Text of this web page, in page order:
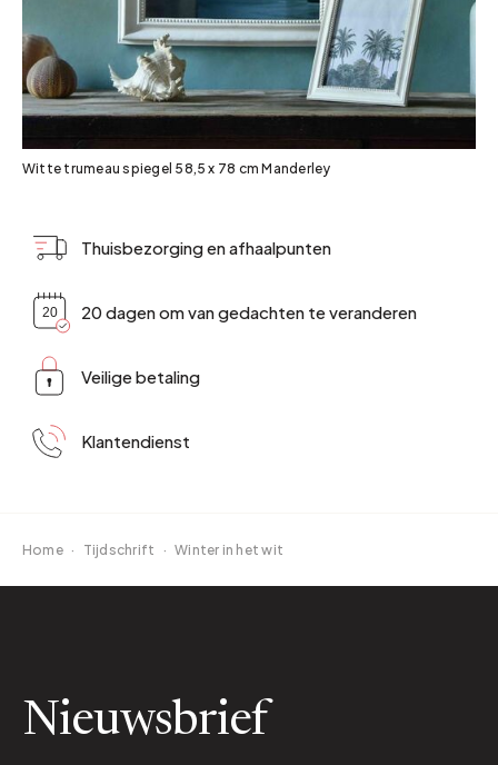
Witte trumeau spiegel 58,5 x 78 cm Manderley
Thuisbezorging en afhaalpunten
20 dagen om van gedachten te veranderen
Veilige betaling
Klantendienst
Home · Tijdschrift · Winter in het wit
Nieuwsbrief